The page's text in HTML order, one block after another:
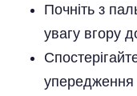
Почніть з
увагу вгору